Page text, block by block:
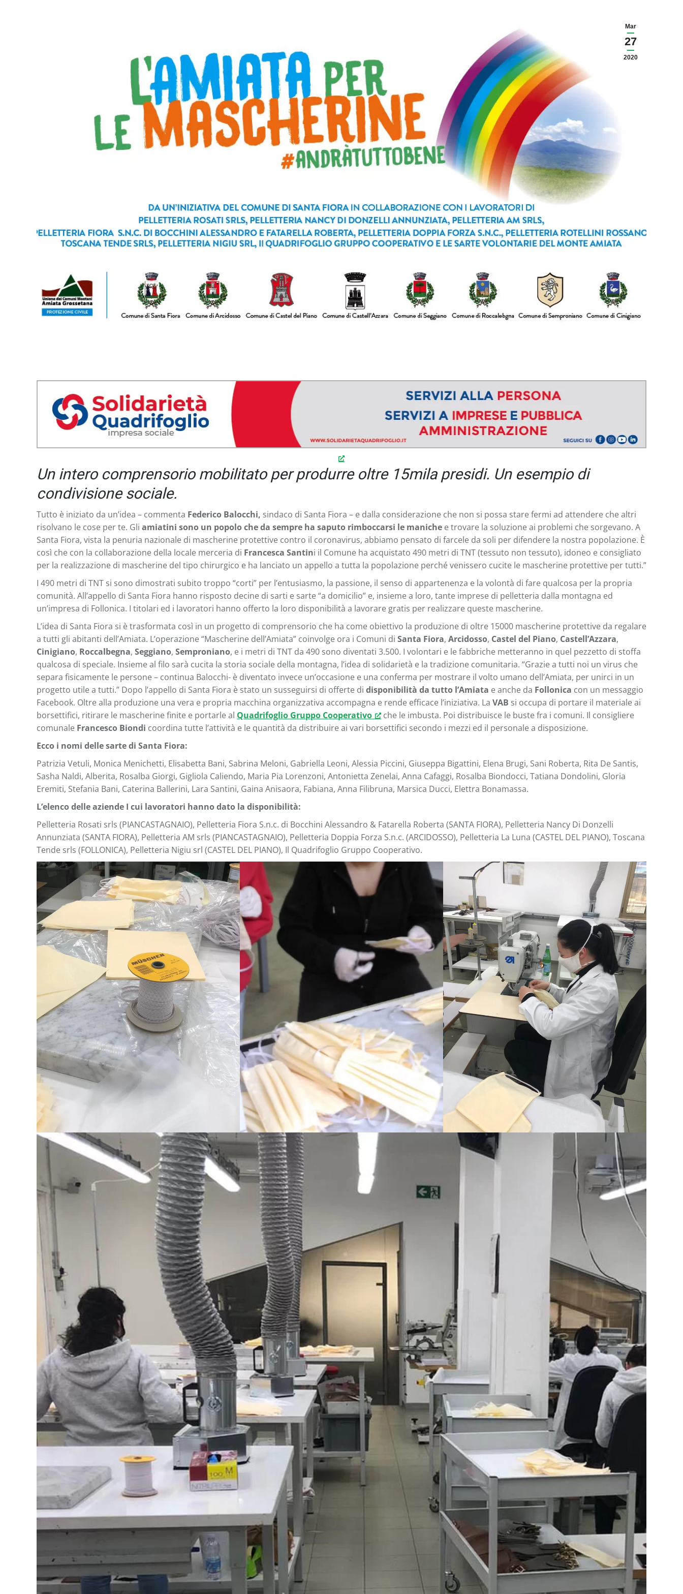
Mar
27
2020
Un intero comprensorio mobilitato per produrre oltre 15mila presidi. Un esempio di
condivisione sociale.
Tutto è iniziato da un’idea – commenta Federico Balocchi, sindaco di Santa Fiora – e dalla considerazione che non si possa stare fermi ad attendere che altri
risolvano le cose per te. Gli amiatini sono un popolo che da sempre ha saputo rimboccarsi le maniche e trovare la soluzione ai problemi che sorgevano. A
Santa Fiora, vista la penuria nazionale di mascherine protettive contro il coronavirus, abbiamo pensato di farcele da soli per difendere la nostra popolazione. È
così che con la collaborazione della locale merceria di Francesca Santini il Comune ha acquistato 490 metri di TNT (tessuto non tessuto), idoneo e consigliato
per la realizzazione di mascherine del tipo chirurgico e ha lanciato un appello a tutta la popolazione perché venissero cucite le mascherine protettive per tutti.”
I 490 metri di TNT si sono dimostrati subito troppo “corti” per l’entusiasmo, la passione, il senso di appartenenza e la volontà di fare qualcosa per la propria
comunità. All’appello di Santa Fiora hanno risposto decine di sarti e sarte “a domicilio” e, insieme a loro, tante imprese di pelletteria dalla montagna ed
un’impresa di Follonica. I titolari ed i lavoratori hanno offerto la loro disponibilità a lavorare gratis per realizzare queste mascherine.
L’idea di Santa Fiora si è trasformata così in un progetto di comprensorio che ha come obiettivo la produzione di oltre 15000 mascherine protettive da regalare
a tutti gli abitanti dell’Amiata. L’operazione “Mascherine dell’Amiata” coinvolge ora i Comuni di Santa Fiora, Arcidosso, Castel del Piano, Castell’Azzara,
Cinigiano, Roccalbegna, Seggiano, Semproniano, e i metri di TNT da 490 sono diventati 3.500. I volontari e le fabbriche metteranno in quel pezzetto di stoffa
qualcosa di speciale. Insieme al filo sarà cucita la storia sociale della montagna, l’idea di solidarietà e la tradizione comunitaria. “Grazie a tutti noi un virus che
separa fisicamente le persone – continua Balocchi- è diventato invece un’occasione e una conferma per mostrare il volto umano dell’Amiata, per unirci in un
progetto utile a tutti.” Dopo l’appello di Santa Fiora è stato un susseguirsi di offerte di disponibilità da tutto l’Amiata e anche da Follonica con un messaggio
Facebook. Oltre alla produzione una vera e propria macchina organizzativa accompagna e rende efficace l’iniziativa. La VAB si occupa di portare il materiale ai
borsettifici, ritirare le mascherine finite e portarle al Quadrifoglio Gruppo Cooperativo
che le imbusta. Poi distribuisce le buste fra i comuni. Il consigliere
comunale Francesco Biondi coordina tutte l’attività e le quantità da distribuire ai vari borsettifici secondo i mezzi ed il personale a disposizione.
Ecco i nomi delle sarte di Santa Fiora:
Patrizia Vetuli, Monica Menichetti, Elisabetta Bani, Sabrina Meloni, Gabriella Leoni, Alessia Piccini, Giuseppa Bigattini, Elena Brugi, Sani Roberta, Rita De Santis,
Sasha Naldi, Alberita, Rosalba Giorgi, Gigliola Caliendo, Maria Pia Lorenzoni, Antonietta Zenelai, Anna Cafaggi, Rosalba Biondocci, Tatiana Dondolini, Gloria
Eremiti, Stefania Bani, Caterina Ballerini, Lara Santini, Gaina Anisaora, Fabiana, Anna Filibruna, Marsica Ducci, Elettra Bonamassa.
L’elenco delle aziende I cui lavoratori hanno dato la disponibilità:
Pelletteria Rosati srls (PIANCASTAGNAIO), Pelletteria Fiora S.n.c. di Bocchini Alessandro & Fatarella Roberta (SANTA FIORA), Pelletteria Nancy Di Donzelli
Annunziata (SANTA FIORA), Pelletteria AM srls (PIANCASTAGNAIO), Pelletteria Doppia Forza S.n.c. (ARCIDOSSO), Pelletteria La Luna (CASTEL DEL PIANO), Toscana
Tende srls (FOLLONICA), Pelletteria Nigiu srl (CASTEL DEL PIANO), Il Quadrifoglio Gruppo Cooperativo.